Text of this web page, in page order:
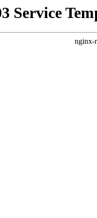
Service
nginx-